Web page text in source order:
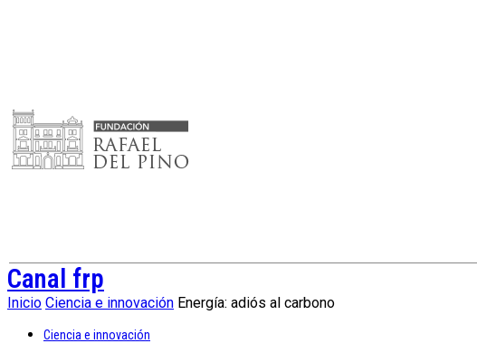
Canal frp
Inicio Ciencia e innovación Energía: adiós al carbono
Ciencia e innovación